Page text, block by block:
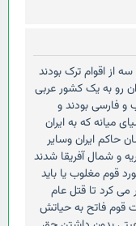
از اقوام ترک بودند
رو به یک کشور عربی
و فارسی بودند و
میانه که به ایران
حاکم ایران وسایر
و شمال آفریقا شدند
قوم مغلوب یا باید
می کرد تا قتل عام
قوم فاتح به حیاتش